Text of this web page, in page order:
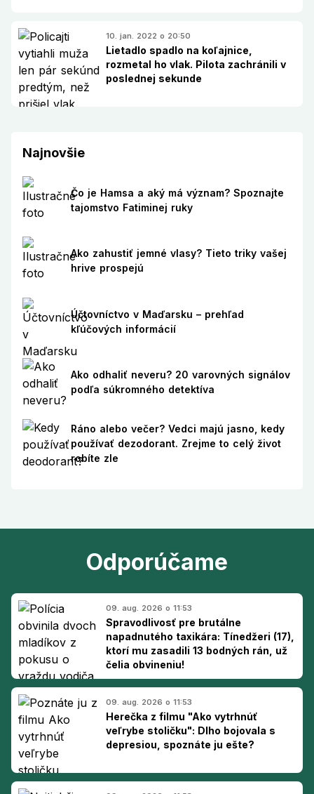
10. jan. 2022 o 20:50
Lietadlo spadlo na koľajnice,
rozmetal ho vlak. Pilota zachránili v
poslednej sekunde
Najnovšie
Čo je Hamsa a aký má význam? Spoznajte
tajomstvo Fatiminej ruky
Ako zahustiť jemné vlasy? Tieto triky vašej
hrive prospejú
Účtovníctvo v Maďarsku – prehľad
kľúčových informácií
Ako odhaliť neveru? 20 varovných signálov
podľa súkromného detektíva
Ráno alebo večer? Vedci majú jasno, kedy
používať dezodorant. Zrejme to celý život
robíte zle
Odporúčame
09. aug. 2026 o 11:53
Spravodlivosť pre brutálne
napadnutého taxikára: Tínedžeri (17),
ktorí mu zasadili 13 bodných rán, už
čelia obvineniu!
09. aug. 2026 o 11:53
Herečka z filmu "Ako vytrhnúť
veľrybe stoličku": Dlho bojovala s
depresiou, spoznáte ju ešte?